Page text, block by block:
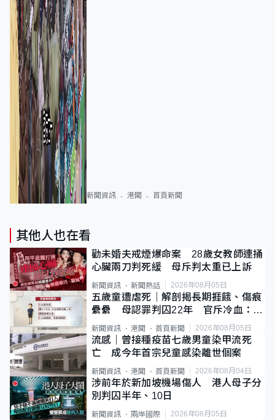
新聞資訊 港聞 首頁新聞
其他人也在看
勸未婚夫戒煙爆命案 28歲女教師連捅
心臟兩刀判死緩 母斥判太重已上訴
新聞資訊 新聞熱話 2026年08月05日
五歲童遭虐死｜解剖揭長期捱餓、傷痕
纍纍 母認罪判囚22年 官斥冷血：同
類案最惡劣
新聞資訊 港聞 首頁新聞 2026年08月05日
流感｜曾接種疫苗七歲男童染甲流死
亡 成今年首宗兒童感染離世個案
新聞資訊 港聞 首頁新聞 2026年08月04日
涉前年於新加坡機場傷人 港人母子分
別判囚半年、10日
新聞資訊 兩岸國際 2026年08月05日